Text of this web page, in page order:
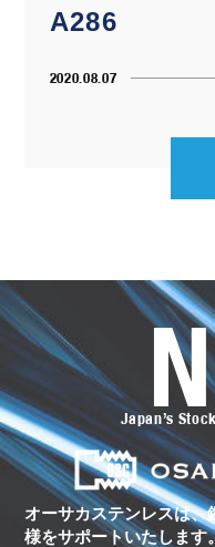
A286
2020.08.07
オ
カ
ス
テ
ン
レ
ス
の
ト
ー
タ
Japan’s
オーサカステンレスは、
様をサポートいたします